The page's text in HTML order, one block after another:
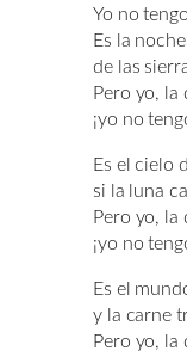
Yo no
Es la
de las
Pero yo, la
¡yo no
Es el cielo
si la luna
Pero yo, la
¡yo no
Es el
y la carne
Pero yo, la